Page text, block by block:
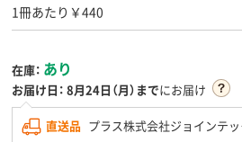
1冊あたり￥440
在庫： あり
お届け日： 8月24日（月）までにお届け
直送品 プラス株式会社ジョインテ